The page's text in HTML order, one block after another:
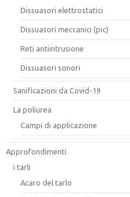
Dissuasori elettrostatici
Dissuasori meccanici (pic)
Reti antiintrusione
Dissuasori sonori
Sanificazioni da Covid-19
La poliurea
Campi di applicazione
Approfondimenti
i tarli
Acaro del tarlo